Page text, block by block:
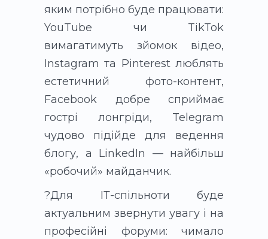
яким потрібно буде працювати:
YouTube чи TikTok
вимагатимуть зйомок відео,
Instagram та Pinterest люблять
естетичний фото-контент,
Facebook добре сприймає
гострі лонгріди, Telegram
чудово підійде для ведення
блогу, а LinkedIn — найбільш
«робочий» майданчик.
?Для ІТ-спільноти буде
актуальним звернути увагу і на
професійні форуми: чимало